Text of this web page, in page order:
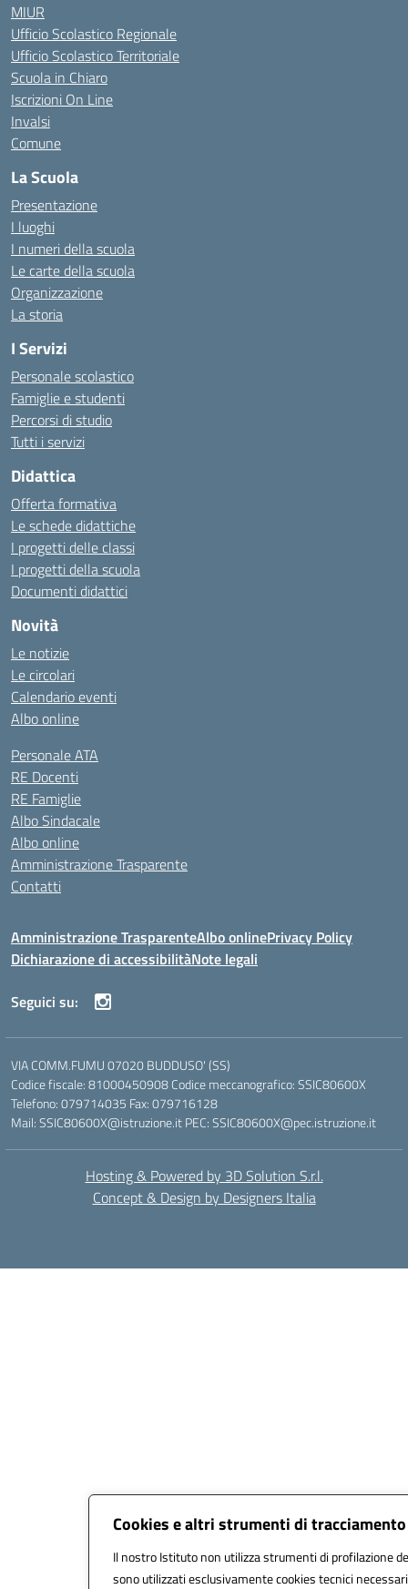
Cookies e altri strumenti di tracciamento
Il nostro Istituto non utilizza strumenti di profilazione
sono utilizzati esclusivamente cookies tecnici
MIUR
Ufficio Scolastico Regionale
Ufficio Scolastico Territoriale
Scuola in Chiaro
Iscrizioni On Line
Invalsi
Comune
La Scuola
Presentazione
I luoghi
I numeri della scuola
Le carte della scuola
Organizzazione
La storia
I Servizi
Personale scolastico
Famiglie e studenti
Percorsi di studio
Tutti i servizi
Didattica
Offerta formativa
Le schede didattiche
I progetti delle classi
I progetti della scuola
Documenti didattici
Novità
Le notizie
Le circolari
Calendario eventi
Albo online
Personale ATA
RE Docenti
RE Famiglie
Albo Sindacale
Albo online
Amministrazione Trasparente
Contatti
Amministrazione TrasparenteAlbo onlinePrivacy Policy
Dichiarazione di accessibilitàNote legali
Seguici su:
VIA COMM.FUMU 07020 BUDDUSO' (SS)
Codice fiscale: 81000450908 Codice meccanografico: SSIC80600X
Telefono: 079714035 Fax: 079716128
Mail: SSIC80600X@istruzione.it PEC: SSIC80600X@pec.istruzione.it
Hosting & Powered by 3D Solution S.r.l.
Concept & Design by Designers Italia